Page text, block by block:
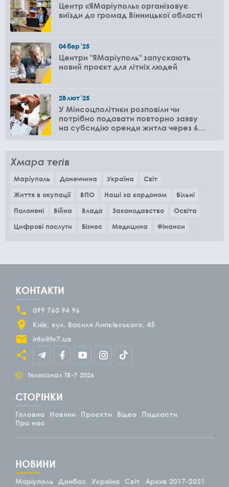
Центр «ЯМаріуполь» організовує
виїзди до громад Вінницької області
04бер'25
Центри "ЯМаріуполь" запускають
новий проєкт для літніх людей
28лют'25
У Мінсоцполітики розповіли чи
потрібно подавати повторно заяву
на субсидію оренди житла через 6
Хмара тегів
Маріуполь Донеччина Україна
Світ
Життя в окупації
ВПО Наші за кордоном
Вільні
Полонені
Війна Влада Законодавство
Освіта
Цифрові послуги
Бізнес Медицина Фінанси
КОНТАКТИ
099 760 94 96
Київ
вул. Василя Липківського, 45
info@tv7.ua
© Телеканал ТВ-7 2026
СТОРІНКИ
Головна Новини Проєкти Відео
Подкасти
Про нас
НОВИНИ
Маріуполь Донбас Україна Світ Архив 2017-2021